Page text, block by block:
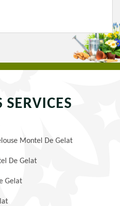
SERVICES
Montel De Gelat
De Gelat
Gelat